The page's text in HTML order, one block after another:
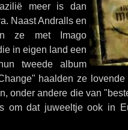
meer is dan
Naast Andralls en
ze met Imago
in eigen land een
tweede album
haalden ze lovende
onder andere die van
om dat juweeltje ook in